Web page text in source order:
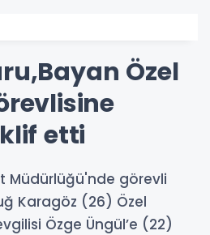
Özel
etti
Müdürlüğü'nde görevli
Karagöz (26) Özel
Özge Üngül’e (22)